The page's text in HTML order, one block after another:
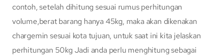
contoh, setelah dihitung sesuai rumus perhitungan
volume,berat barang hanya 45kg, maka akan dikenakan
chargemin sesuai kota tujuan, untuk saat ini kita jelaskan
perhitungan 50kg Jadi anda perlu menghitung sebagai